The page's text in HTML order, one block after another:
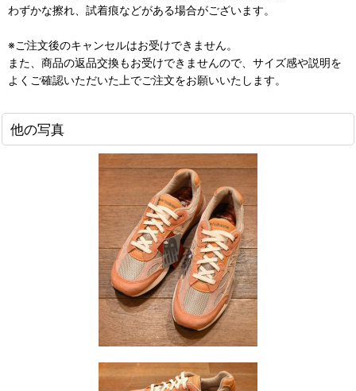
わずかな擦れ、試着痕などがある場合がございます。
※ご注文後のキャンセルはお受けできません。
また、商品の返品交換もお受けできませんので、サイズ感や説明を
よくご確認いただいた上でご注文をお願いいたします。
他の写真